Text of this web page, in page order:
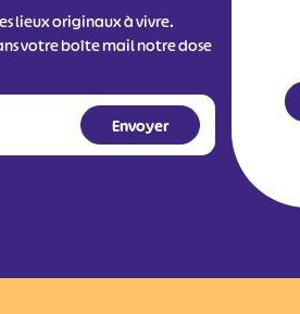
lieux originaux à vivre.
votre boîte mail notre dose